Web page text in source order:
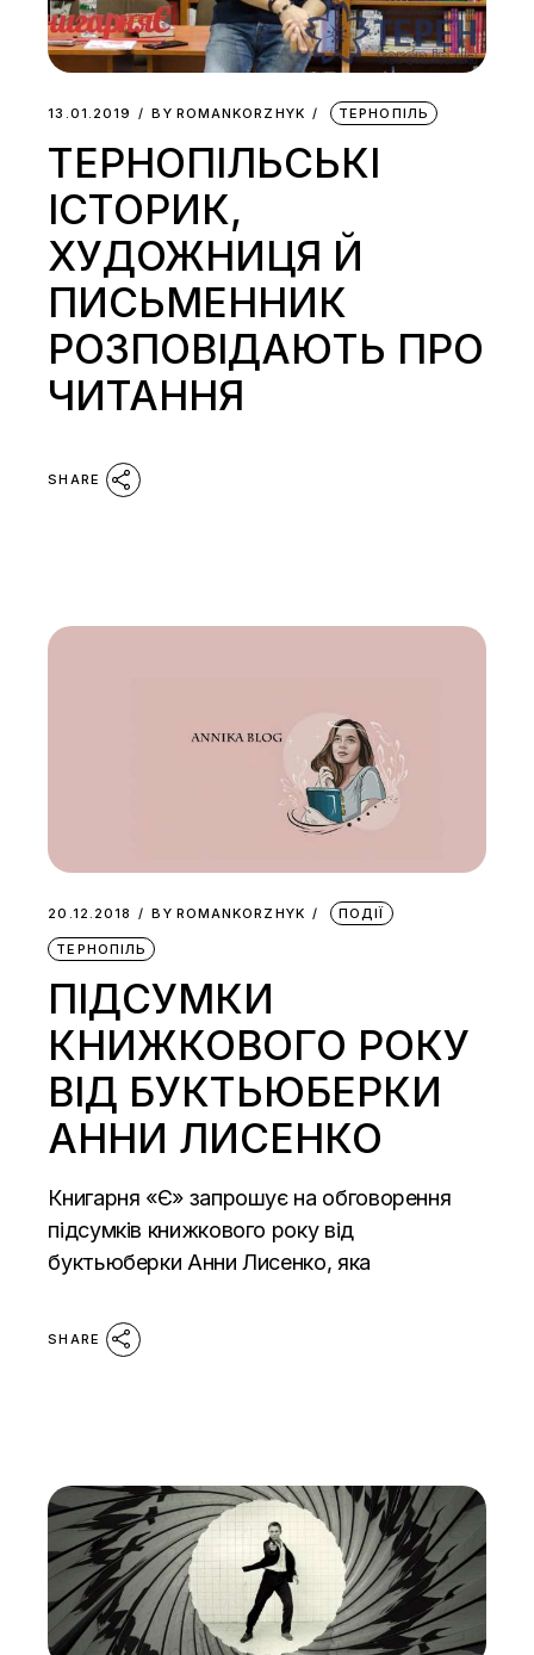
13.01.2019 BY ROMANKORZHYK ТЕРНОПІЛЬ
ТЕРНОПІЛЬСЬКІ
ІСТОРИК,
ХУДОЖНИЦЯ Й
ПИСЬМЕННИК
РОЗПОВІДАЮТЬ ПРО
ЧИТАННЯ
SHARE
20.12.2018 BY ROMANKORZHYK ПОДІЇ
ТЕРНОПІЛЬ
ПІДСУМКИ
КНИЖКОВОГО РОКУ
ВІД БУКТЬЮБЕРКИ
АННИ ЛИСЕНКО
Книгарня «Є» запрошує на обговорення
підсумків книжкового року від
буктьюберки Анни Лисенко, яка
SHARE